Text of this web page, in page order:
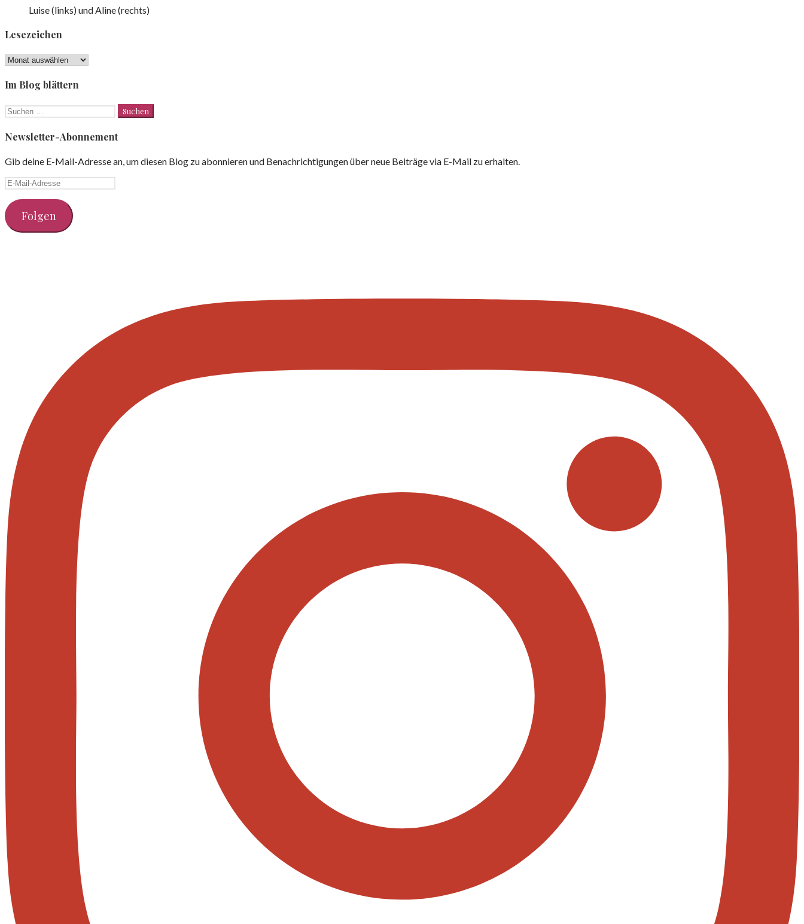
Luise (links) und Aline (rechts)
Lesezeichen
Lesezeichen
Im Blog blättern
Suchen
nach:
Newsletter-Abonnement
Gib deine E-Mail-Adresse an, um diesen Blog zu abonnieren und Benachrichtigungen über neue Beiträge via E-Mail zu erhalten.
E-
Adresse
Folgen